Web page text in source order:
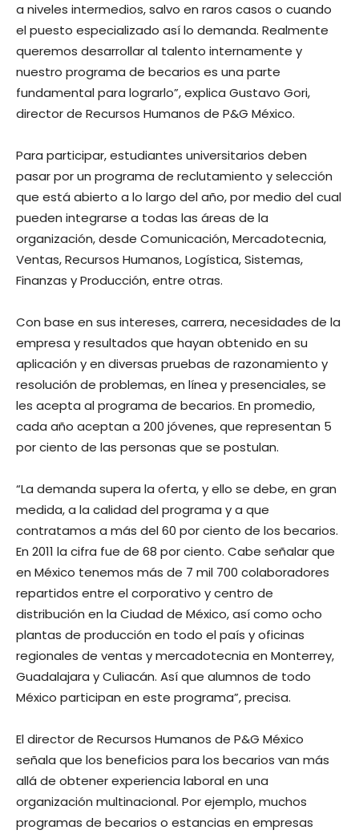
a niveles intermedios, salvo en raros casos o cuando
el puesto especializado así lo demanda. Realmente
queremos desarrollar al talento internamente y
nuestro programa de becarios es una parte
fundamental para lograrlo”, explica Gustavo Gori,
director de Recursos Humanos de P&G México.
Para participar, estudiantes universitarios deben
pasar por un programa de reclutamiento y selección
que está abierto a lo largo del año, por medio del cual
pueden integrarse a todas las áreas de la
organización, desde Comunicación, Mercadotecnia,
Ventas, Recursos Humanos, Logística, Sistemas,
Finanzas y Producción, entre otras.
Con base en sus intereses, carrera, necesidades de la
empresa y resultados que hayan obtenido en su
aplicación y en diversas pruebas de razonamiento y
resolución de problemas, en línea y presenciales, se
les acepta al programa de becarios. En promedio,
cada año aceptan a 200 jóvenes, que representan 5
por ciento de las personas que se postulan.
“La demanda supera la oferta, y ello se debe, en gran
medida, a la calidad del programa y a que
contratamos a más del 60 por ciento de los becarios.
En 2011 la cifra fue de 68 por ciento. Cabe señalar que
en México tenemos más de 7 mil 700 colaboradores
repartidos entre el corporativo y centro de
distribución en la Ciudad de México, así como ocho
plantas de producción en todo el país y oficinas
regionales de ventas y mercadotecnia en Monterrey,
Guadalajara y Culiacán. Así que alumnos de todo
México participan en este programa”, precisa.
El director de Recursos Humanos de P&G México
señala que los beneficios para los becarios van más
allá de obtener experiencia laboral en una
organización multinacional. Por ejemplo, muchos
programas de becarios o estancias en empresas